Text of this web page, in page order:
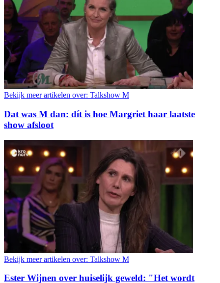
Bekijk meer artikelen over: Talkshow M
Dat was M dan: dít is hoe Margriet haar laatste
show afsloot
Bekijk meer artikelen over: Talkshow M
Ester Wijnen over huiselijk geweld: "Het wordt